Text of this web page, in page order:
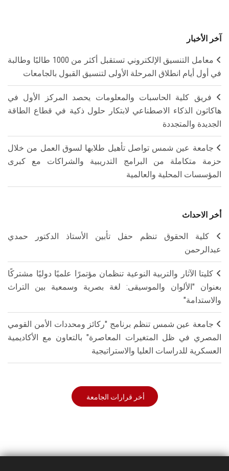
آخر الأخبار
معامل التنسيق الإلكتروني تستقبل أكثر من 1000 طالبًا وطالبة
في أول أيام انطلاق المرحلة الأولى لتنسيق القبول بالجامعات
فريق كلية الحاسبات والمعلومات يحصد المركز الأول في
هاكاثون الذكاء الاصطناعي لابتكار حلول ذكية في قطاع الطاقة
الجديدة والمتجددة
جامعة عين شمس تواصل تأهيل طلابها لسوق العمل من خلال
حزمة متكاملة من البرامج التدريبية والشراكات مع كبرى
المؤسسات المحلية والعالمية
أخر الاحداث
كلية الحقوق تنظم حفل تأبين الأستاذ الدكتور حمدي
عبدالرحمن
كليتا الآثار والتربية النوعية تنظمان مؤتمرًا علميًا دوليًا مشتركًا
بعنوان "الألوان والموسيقى: لغة بصرية وسمعية بين التراث
والاستدامة"
جامعة عين شمس تنظم برنامج "ركائز ومحددات الأمن القومي
المصري في ظل المتغيرات المعاصرة" بالتعاون مع الأكاديمية
العسكرية للدراسات العليا والاستراتيجية
أخر قرارات الجامعة